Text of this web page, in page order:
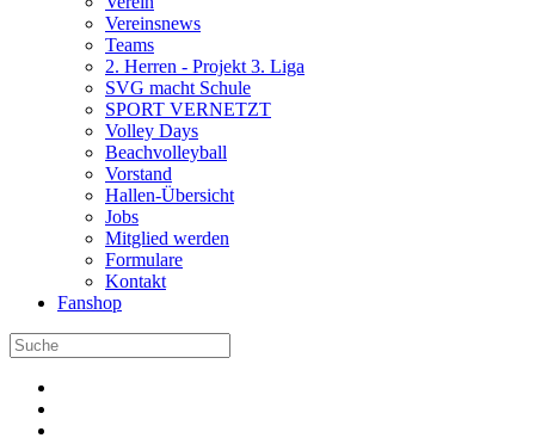
Vereinsnews
Teams
2. Herren - Projekt 3. Liga
SVG macht Schule
SPORT VERNETZT
Volley Days
Beachvolleyball
Vorstand
Hallen-Übersicht
Jobs
Mitglied werden
Formulare
Kontakt
Fanshop